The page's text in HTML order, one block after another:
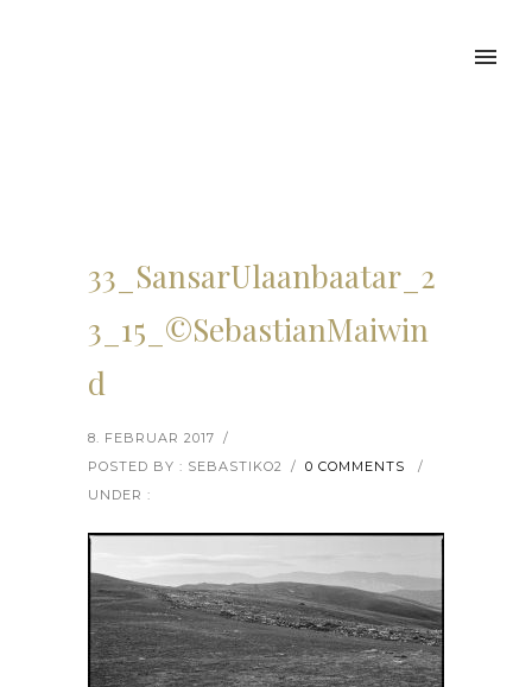
33_SansarUlaanbaatar_2
3_15_©SebastianMaiwin
d
8. FEBRUAR 2017 /
POSTED BY : SEBASTIKO2 / 0 COMMENTS
/
UNDER :